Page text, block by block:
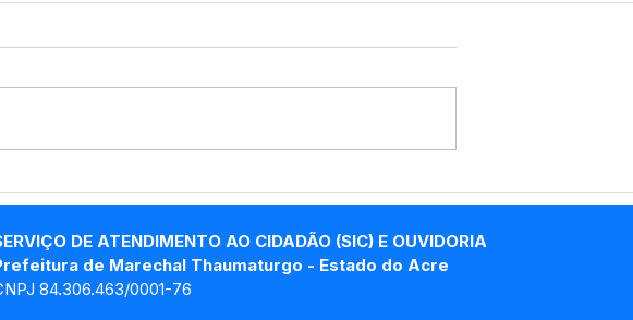
Saúde inicia ações da
em Marechal
Thaumaturgo
na Escola promove
orientações de saúde para
estudantes da Vila Triunfo
DE ATENDIMENTO AO CIDADÃO (SIC) E OUVIDORIA
de Marechal Thaumaturgo - Estado do Acre
84.306.463/0001-76